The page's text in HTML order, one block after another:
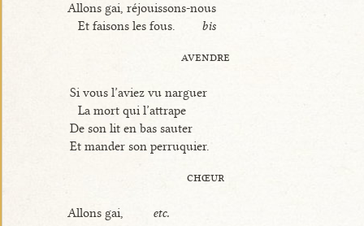
Allons gai, réjouissons-nous
Et faisons les fous.
bis
avendre
Si vous l’aviez vu narguer
La mort qui l’attrape
De son lit en bas sauter
Et mander son perruquier.
chœur
Allons gai, etc.